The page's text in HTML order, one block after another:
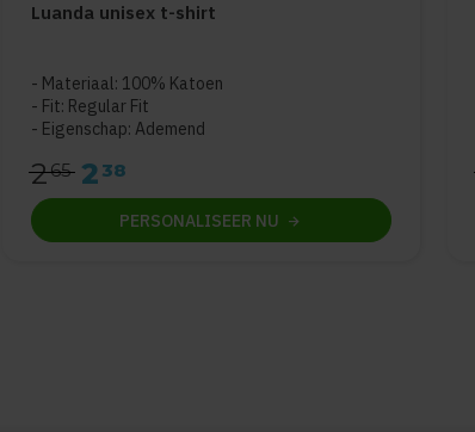
Luanda unisex t-shirt
Materiaal: 100% Katoen
Fit: Regular Fit
Eigenschap: Ademend
265 2 38
PERSONALISEER NU